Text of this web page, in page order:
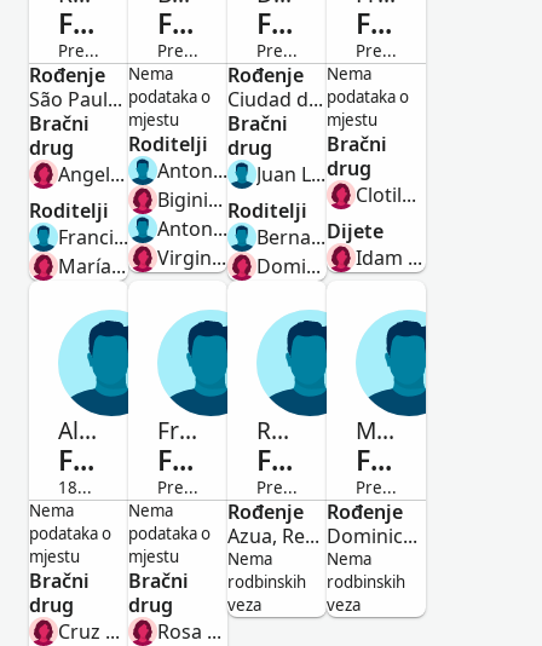
Filpo
Preminuo/la
Muško
Rođenje
São Paulo, São Paulo, Brasil
Bračni
drug
Angela Conte
Roditelji
Francisco Filpo Moyano
María del Pilar Beltrán Altea
Filpo
Preminuo/la
Žensko
Nema
podataka o
mjestu
Roditelji
Antonio Ferpo
Biginia Beltran
Antonio Firppo
Virginia Beltrami
Filpo
Preminuo/la
Žensko
Rođenje
Ciudad de Buenos Aires, Argentina
Bračni
drug
Juan Lapirat
Roditelji
Bernardo Filpo
Dominga Palmero
Filpo
Preminuo/la
Muško
Nema
podataka o
mjestu
Bračni
drug
Clotilde Costa
Dijete
Idam Margheritam Filpo
Alvaro Tomás
Filpo
1871-Preminuo/la
Muško
Nema
podataka o
mjestu
Bračni
drug
Cruz Altagracia Mendoza Agesta
Francisco
Filpo
Preminuo/la
Muško
Nema
podataka o
mjestu
Bračni
drug
Rosa Escala
Ramon
Filpo
Preminuo/la
Muško
Rođenje
Azua, República Dominicana
Nema
rodbinskih
veza
Manuel De Ovín
Filpo
Preminuo/la
Muško
Rođenje
Dominican Republic
Nema
rodbinskih
veza